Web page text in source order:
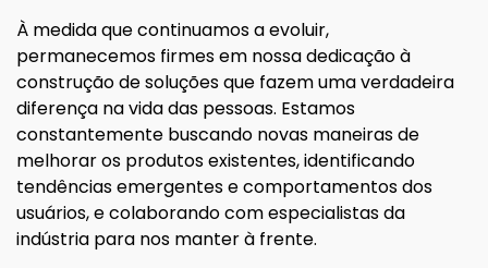
À medida que continuamos a evoluir,
permanecemos firmes em nossa dedicação à
construção de soluções que fazem uma verdadeira
diferença na vida das pessoas. Estamos
constantemente buscando novas maneiras de
melhorar os produtos existentes, identificando
tendências emergentes e comportamentos dos
usuários, e colaborando com especialistas da
indústria para nos manter à frente.